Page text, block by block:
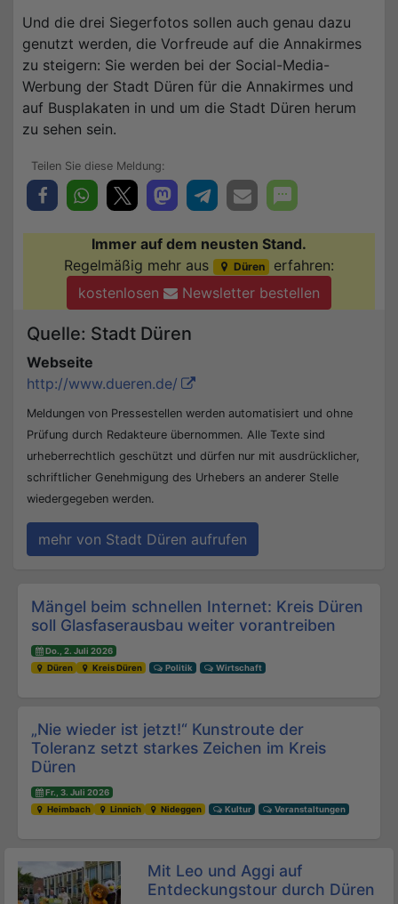
Und die drei Siegerfotos sollen auch genau dazu
genutzt werden, die Vorfreude auf die Annakirmes
zu steigern: Sie werden bei der Social-Media-
Werbung der Stadt Düren für die Annakirmes und
auf Busplakaten in und um die Stadt Düren herum
zu sehen sein.
Immer auf dem neusten Stand.
Regelmäßig mehr aus
Düren
erfahren:
kostenlosen
Newsletter bestellen
Quelle: Stadt Düren
Webseite
http://www.dueren.de/
Meldungen von Pressestellen werden automatisiert und ohne
Prüfung durch Redakteure übernommen. Alle Texte sind
urheberrechtlich geschützt und dürfen nur mit ausdrücklicher,
schriftlicher Genehmigung des Urhebers an anderer Stelle
wiedergegeben werden.
mehr von Stadt Düren aufrufen
Beitrags-Navigation
Mängel beim schnellen Internet: Kreis Düren
soll Glasfaserausbau weiter vorantreiben
Do., 2. Juli 2026
Düren
Kreis Düren Politik Wirtschaft
„Nie wieder ist jetzt!“ Kunstroute der
Toleranz setzt starkes Zeichen im Kreis
Düren
Fr., 3. Juli 2026
Heimbach
Linnich Nideggen Kultur Veranstaltungen
Mit Leo und Aggi auf
Entdeckungstour durch Düren